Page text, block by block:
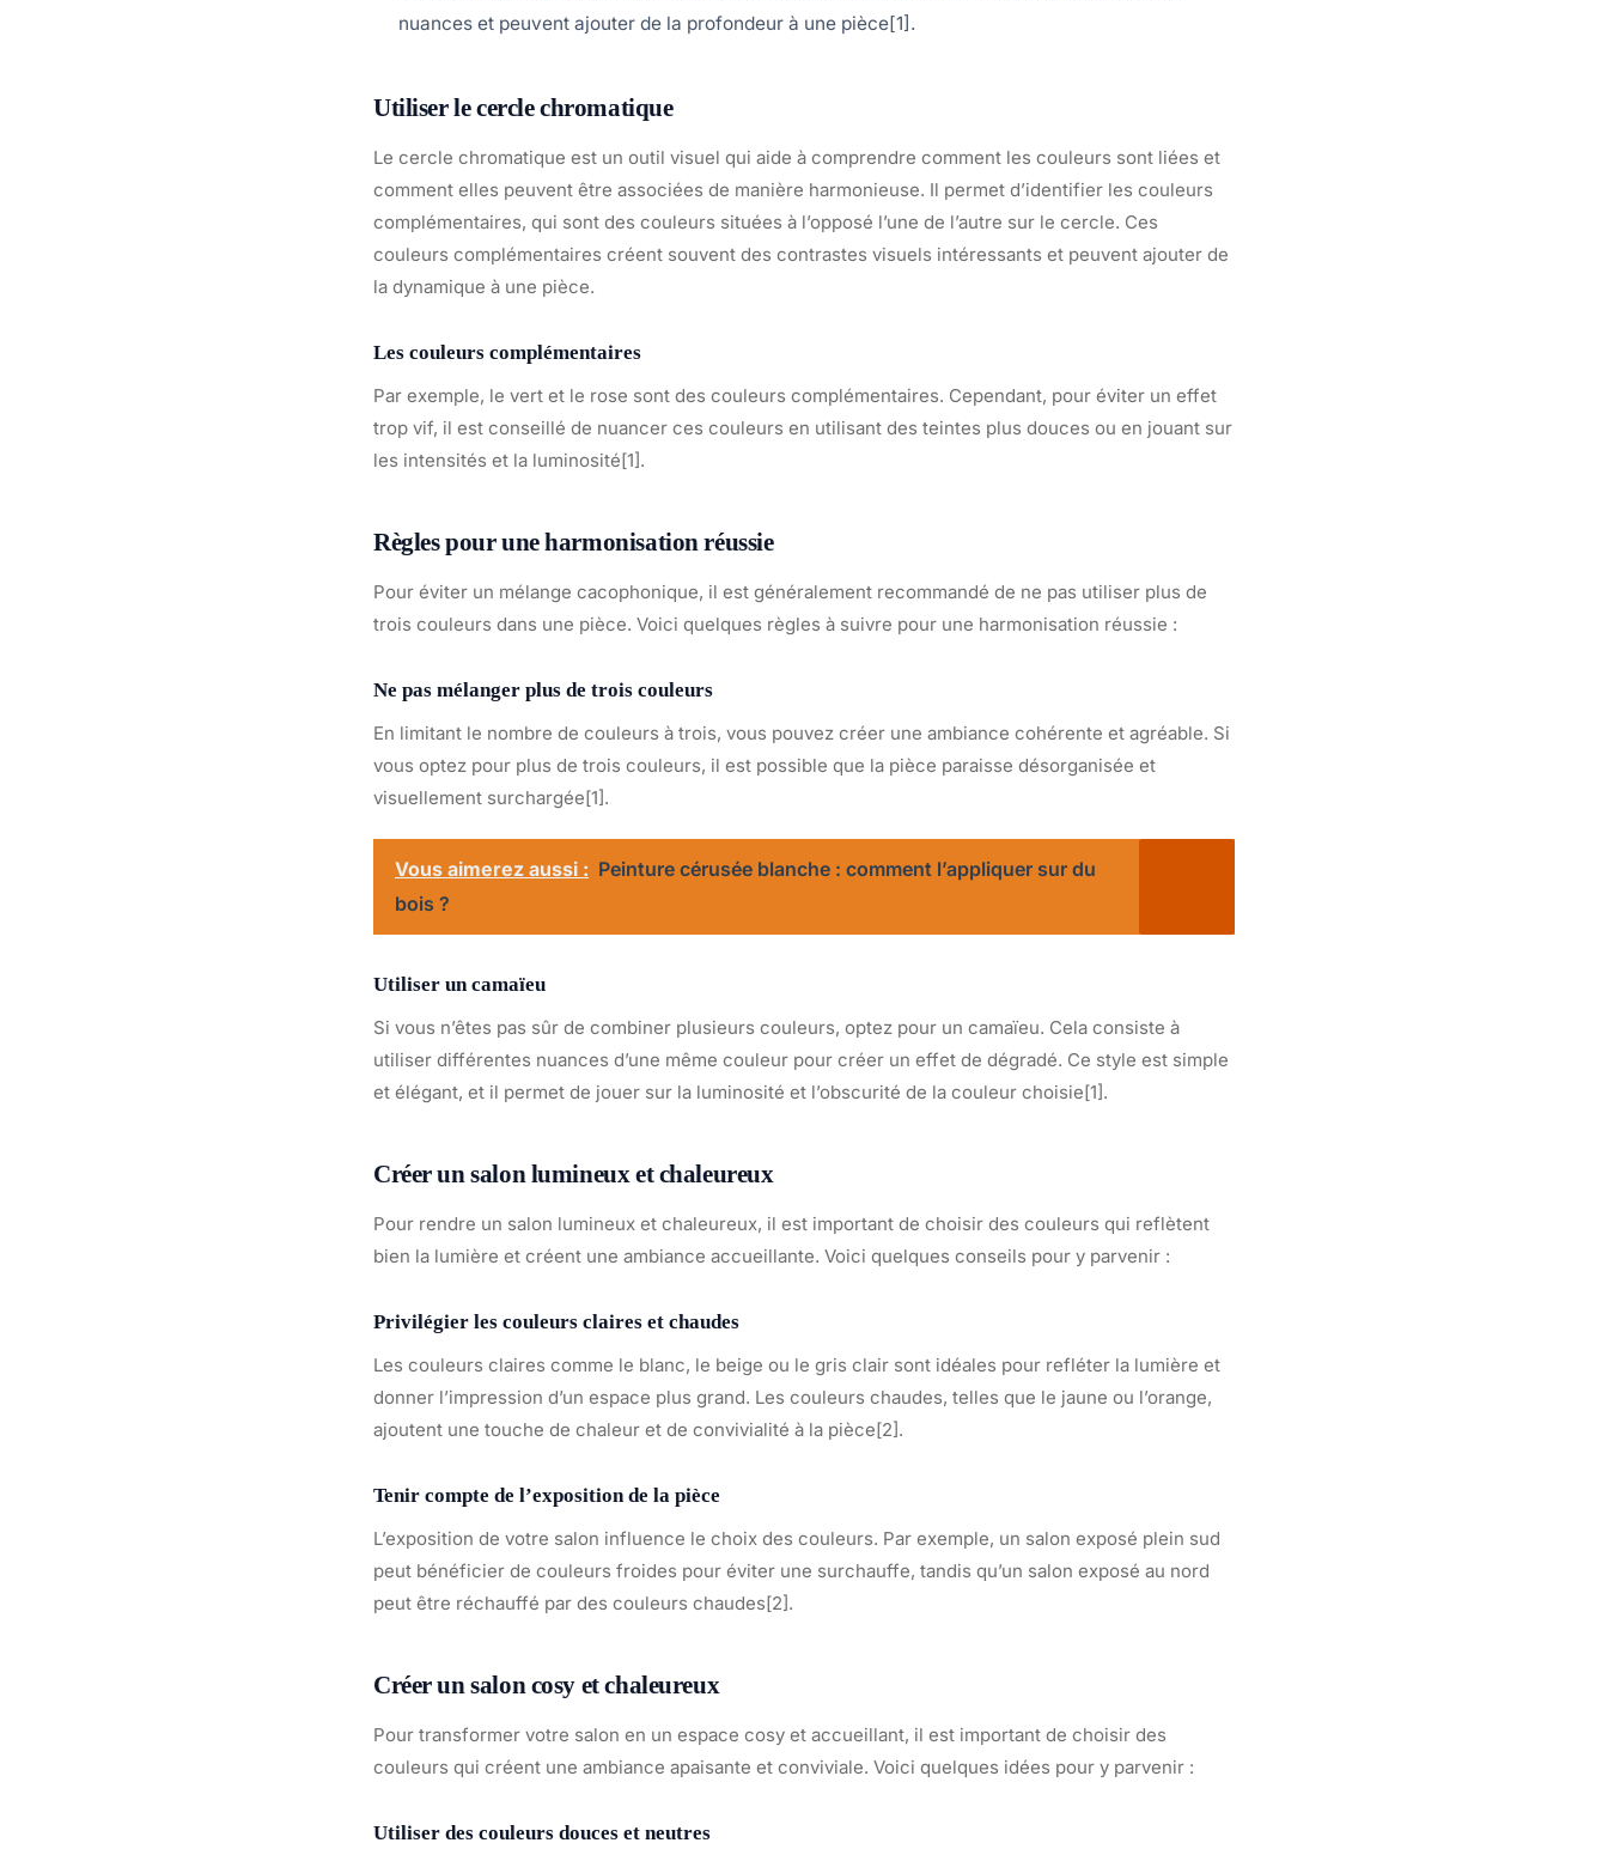
nuances et peuvent ajouter de la profondeur à une pièce[1].
Utiliser le cercle chromatique
Le cercle chromatique est un outil visuel qui aide à comprendre comment les couleurs sont liées et
comment elles peuvent être associées de manière harmonieuse. Il permet d’identifier les couleurs
complémentaires, qui sont des couleurs situées à l’opposé l’une de l’autre sur le cercle. Ces
couleurs complémentaires créent souvent des contrastes visuels intéressants et peuvent ajouter de
la dynamique à une pièce.
Les couleurs complémentaires
Par exemple, le vert et le rose sont des couleurs complémentaires. Cependant, pour éviter un effet
trop vif, il est conseillé de nuancer ces couleurs en utilisant des teintes plus douces ou en jouant sur
les intensités et la luminosité[1].
Règles pour une harmonisation réussie
Pour éviter un mélange cacophonique, il est généralement recommandé de ne pas utiliser plus de
trois couleurs dans une pièce. Voici quelques règles à suivre pour une harmonisation réussie :
Ne pas mélanger plus de trois couleurs
En limitant le nombre de couleurs à trois, vous pouvez créer une ambiance cohérente et agréable. Si
vous optez pour plus de trois couleurs, il est possible que la pièce paraisse désorganisée et
visuellement surchargée[1].
Vous aimerez aussi : Peinture cérusée blanche : comment l’appliquer sur du
bois ?
Utiliser un camaïeu
Si vous n’êtes pas sûr de combiner plusieurs couleurs, optez pour un camaïeu. Cela consiste à
utiliser différentes nuances d’une même couleur pour créer un effet de dégradé. Ce style est simple
et élégant, et il permet de jouer sur la luminosité et l’obscurité de la couleur choisie[1].
Créer un salon lumineux et chaleureux
Pour rendre un salon lumineux et chaleureux, il est important de choisir des couleurs qui reflètent
bien la lumière et créent une ambiance accueillante. Voici quelques conseils pour y parvenir :
Privilégier les couleurs claires et chaudes
Les couleurs claires comme le blanc, le beige ou le gris clair sont idéales pour refléter la lumière et
donner l’impression d’un espace plus grand. Les couleurs chaudes, telles que le jaune ou l’orange,
ajoutent une touche de chaleur et de convivialité à la pièce[2].
Tenir compte de l’exposition de la pièce
L’exposition de votre salon influence le choix des couleurs. Par exemple, un salon exposé plein sud
peut bénéficier de couleurs froides pour éviter une surchauffe, tandis qu’un salon exposé au nord
peut être réchauffé par des couleurs chaudes[2].
Créer un salon cosy et chaleureux
Pour transformer votre salon en un espace cosy et accueillant, il est important de choisir des
couleurs qui créent une ambiance apaisante et conviviale. Voici quelques idées pour y parvenir :
Utiliser des couleurs douces et neutres